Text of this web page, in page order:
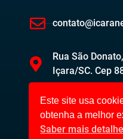
Rua São
Içara/SC. Cep
Este site usa
obtenha a melhor
Saber mais